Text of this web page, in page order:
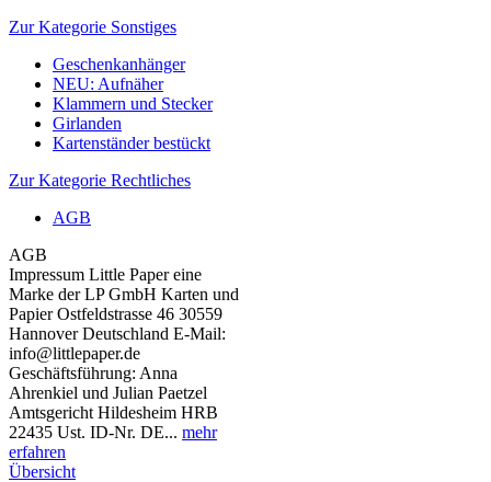
Zur Kategorie Sonstiges
Geschenkanhänger
NEU: Aufnäher
Klammern und Stecker
Girlanden
Kartenständer bestückt
Zur Kategorie Rechtliches
AGB
AGB
Impressum Little Paper eine
Marke der LP GmbH Karten und
Papier Ostfeldstrasse 46 30559
Hannover Deutschland E-Mail:
info@littlepaper.de
Geschäftsführung: Anna
Ahrenkiel und Julian Paetzel
Amtsgericht Hildesheim HRB
22435 Ust. ID-Nr. DE... mehr
erfahren
Übersicht